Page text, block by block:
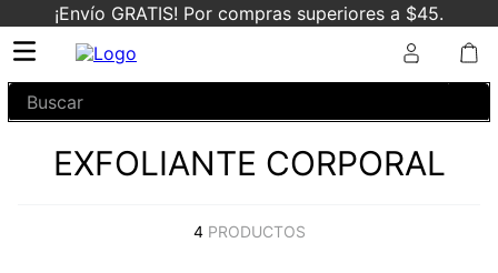
¡Envío GRATIS! Por compras superiores a $45.
Buscar
EXFOLIANTE CORPORAL
4 PRODUCTOS